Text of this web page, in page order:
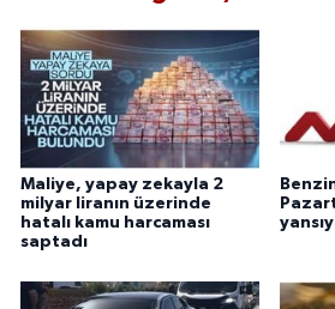
Maliye, yapay zekayla 2
milyar liranın üzerinde
hatalı kamu harcaması
saptadı